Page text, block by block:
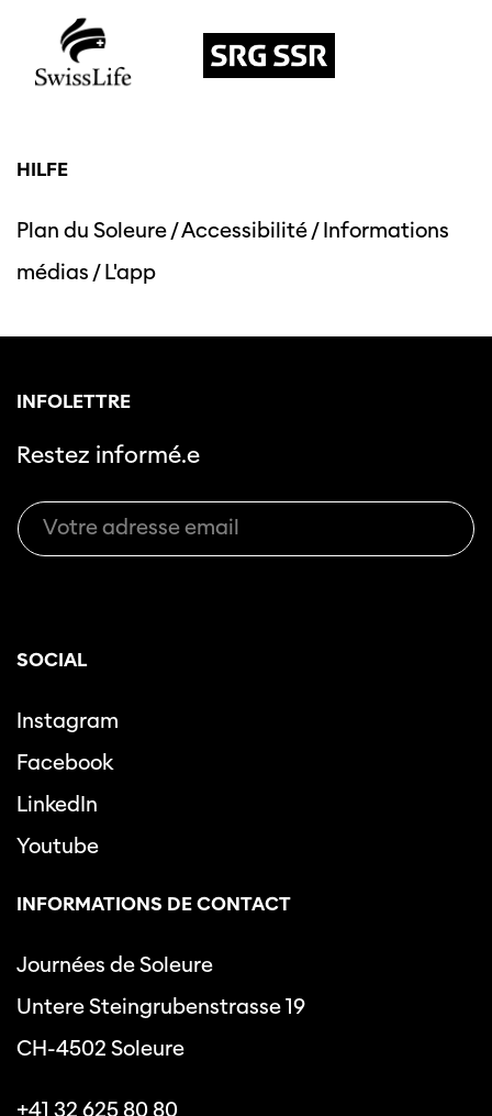
Cette page ne s'affiche pas de manière
optimale avec Internet Explorer. Veuillez
HILFE
Plan du Soleure/Accessibilité/Informations
médias /L'app
INFOLETTRE
Restez informé.e
SOCIAL
Instagram
Facebook
LinkedIn
Youtube
INFORMATIONS DE CONTACT
Journées de Soleure
Untere Steingrubenstrasse 19
CH-4502 Soleure
+41 32 625 80 80